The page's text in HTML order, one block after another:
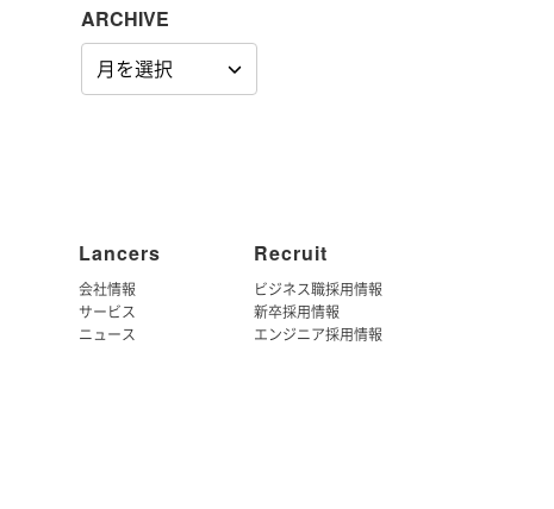
ARCHIVE
ARCHIVE
Lancers
会社情報
サービス
ニュース
Recruit
ビジネス職採用情報
新卒採用情報
エンジニア採用情報